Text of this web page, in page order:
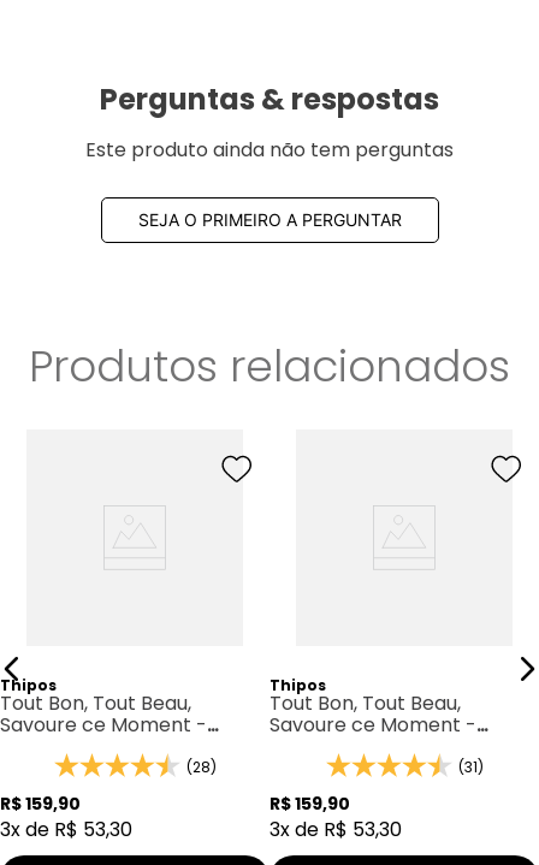
Perguntas & respostas
Este produto ainda não tem perguntas
SEJA O PRIMEIRO A PERGUNTAR
Produtos relacionados
Thipos
Tout Bon, Tout Beau,
Savoure ce Moment -
Thipos 115
(28)
R$159,90
3x de R$ 53,30
Thipos
Tout Bon, Tout Beau,
Savoure ce Moment -
Thipos 098
(31)
R$159,90
3x de R$ 53,30